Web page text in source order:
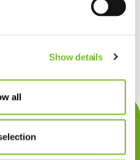
Show details
all